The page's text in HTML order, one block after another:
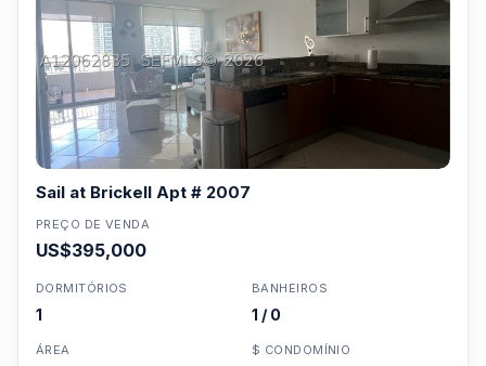
Sail at Brickell Apt # 2007
PREÇO DE VENDA
US$395,000
DORMITÓRIOS
1
BANHEIROS
1 / 0
ÁREA $ CONDOMÍNIO